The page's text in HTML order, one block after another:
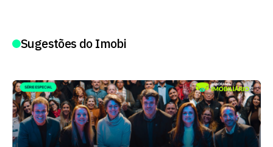
Sugestões do Imobi